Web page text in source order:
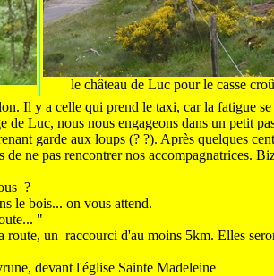
le château de Luc pour le casse
Il y a celle qui prend le taxi, car la fatigue
Luc, nous nous engageons dans un petit
garde aux loups (? ?). Après quelques
ne pas rencontrer nos accompagnatrices.
?
le bois... on vous attend.
"
route, un raccourci d'au moins 5km. Elles
devant l'église Sainte Madeleine